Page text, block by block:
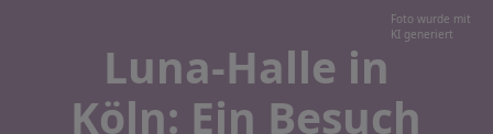
Foto wurde mit
KI generiert
Luna-Halle in
Köln: Ein Besuch